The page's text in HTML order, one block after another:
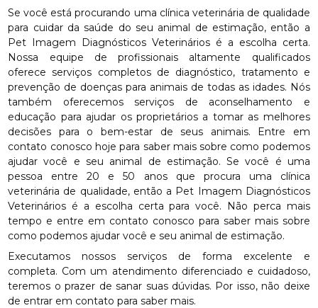
Se você está procurando uma clínica veterinária de qualidade
para cuidar da saúde do seu animal de estimação, então a
Pet Imagem Diagnósticos Veterinários é a escolha certa.
Nossa equipe de profissionais altamente qualificados
oferece serviços completos de diagnóstico, tratamento e
prevenção de doenças para animais de todas as idades. Nós
também oferecemos serviços de aconselhamento e
educação para ajudar os proprietários a tomar as melhores
decisões para o bem-estar de seus animais. Entre em
contato conosco hoje para saber mais sobre como podemos
ajudar você e seu animal de estimação. Se você é uma
pessoa entre 20 e 50 anos que procura uma clínica
veterinária de qualidade, então a Pet Imagem Diagnósticos
Veterinários é a escolha certa para você. Não perca mais
tempo e entre em contato conosco para saber mais sobre
como podemos ajudar você e seu animal de estimação.
Executamos nossos serviços de forma excelente e
completa. Com um atendimento diferenciado e cuidadoso,
teremos o prazer de sanar suas dúvidas. Por isso, não deixe
de entrar em contato para saber mais.